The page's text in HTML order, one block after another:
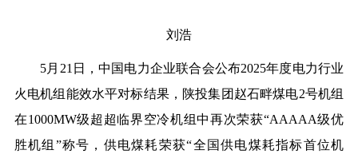
刘浩
5月21日，中国电力企业联合会公布2025年度电力行业
火电机组能效水平对标结果，陕投集团赵石畔煤电2号机组
在1000MW级超超临界空冷机组中再次荣获“AAAAA级优
胜机组”称号，供电煤耗荣获“全国供电煤耗指标首位机